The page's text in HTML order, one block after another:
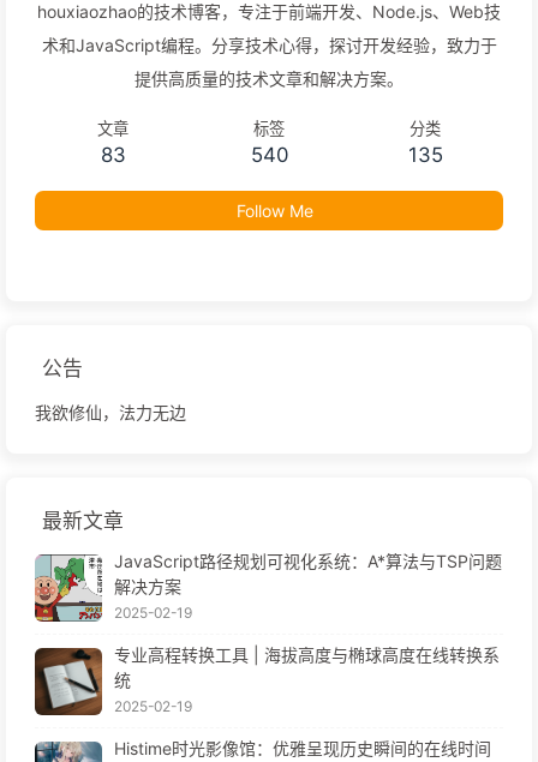
houxiaozhao的技术博客，专注于前端开发、Node.js、Web技
术和JavaScript编程。分享技术心得，探讨开发经验，致力于
提供高质量的技术文章和解决方案。
文章
83
标签
540
分类
135
Follow Me
公告
我欲修仙，法力无边
最新文章
JavaScript路径规划可视化系统：A*算法与TSP问题
解决方案
2025-02-19
专业高程转换工具 | 海拔高度与椭球高度在线转换系
统
2025-02-19
Histime时光影像馆：优雅呈现历史瞬间的在线时间